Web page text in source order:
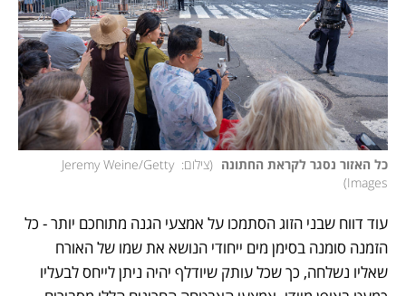
כל האזור נסגר לקראת החתונה (
צילום: Jeremy Weine/Getty
Images
)